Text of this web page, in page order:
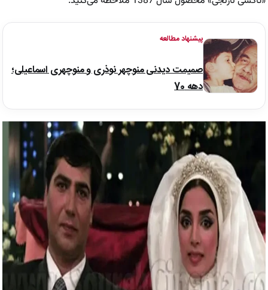
پیشنهاد مطالعه
صمیمت دیدنی منوچهر نوذری و منوچهری اسماعیلی؛
دهه 70